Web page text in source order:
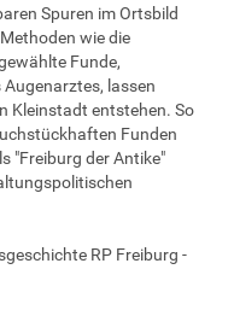
Spuren im Ortsbild
wie die
Funde,
Augenarztes, lassen
Kleinstadt entstehen. So
Funden
"Freiburg der Antike"
RP Freiburg -